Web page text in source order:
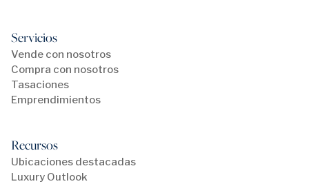
Servicios
Vende con nosotros
Compra con nosotros
Tasaciones
Emprendimientos
Recursos
Ubicaciones destacadas
Luxury Outlook